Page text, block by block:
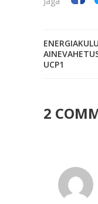
UCP1
2